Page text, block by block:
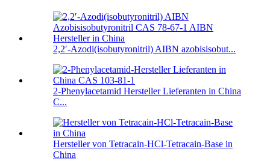
2,2′-Azodi(isobutyronitril) AIBN azobisisobut...
2-Phenylacetamid Hersteller Lieferanten in China
C...
Hersteller von Tetracain-HCl-Tetracain-Base in
China